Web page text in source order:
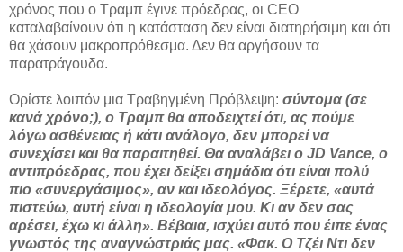
χρόνος που ο Τραμπ έγινε πρόεδρας, οι CΕΟ
καταλαβαίνουν ότι η κατάσταση δεν είναι διατηρήσιμη και ότι
θα χάσουν μακροπρόθεσμα. Δεν θα αργήσουν τα
παρατράγουδα.
Ορίστε λοιπόν μια Τραβηγμένη Πρόβλεψη: σύντομα (σε
κανά χρόνο;), ο Τραμπ θα αποδειχτεί ότι, ας πούμε
λόγω ασθένειας ή κάτι ανάλογο, δεν μπορεί να
συνεχίσει και θα παραιτηθεί. Θα αναλάβει ο JD Vance, ο
αντιπρόεδρας, που έχει δείξει σημάδια ότι είναι πολύ
πιο «συνεργάσιμος», αν και ιδεολόγος. Ξέρετε, «αυτά
πιστεύω, αυτή είναι η ιδεολογία μου. Κι αν δεν σας
αρέσει, έχω κι άλλη». Βέβαια, ισχύει αυτό που έιπε ένας
γνωστός της αναγνώστριάς μας. «Φακ. Ο Τζέι Ντι δεν